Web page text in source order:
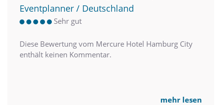
Eventplanner / Deutschland
Sehr gut
Diese Bewertung vom Mercure Hotel Hamburg City
enthält keinen Kommentar.
mehr lesen